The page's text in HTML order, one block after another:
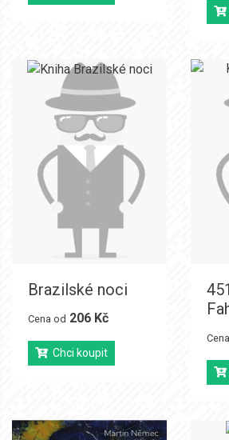
Brazilské noci
Cena od 206 Kč
Chci koupit